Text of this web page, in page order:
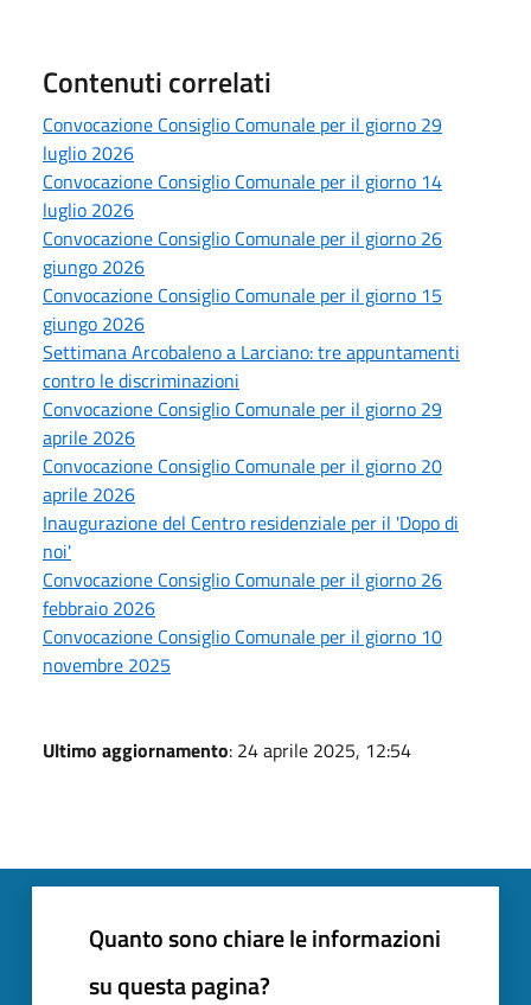
Contenuti correlati
Convocazione Consiglio Comunale per il giorno 29
luglio 2026
Convocazione Consiglio Comunale per il giorno 14
luglio 2026
Convocazione Consiglio Comunale per il giorno 26
giungo 2026
Convocazione Consiglio Comunale per il giorno 15
giungo 2026
Settimana Arcobaleno a Larciano: tre appuntamenti
contro le discriminazioni
Convocazione Consiglio Comunale per il giorno 29
aprile 2026
Convocazione Consiglio Comunale per il giorno 20
aprile 2026
Inaugurazione del Centro residenziale per il 'Dopo di
noi'
Convocazione Consiglio Comunale per il giorno 26
febbraio 2026
Convocazione Consiglio Comunale per il giorno 10
novembre 2025
Ultimo aggiornamento: 24 aprile 2025, 12:54
Quanto sono chiare le informazioni
su questa pagina?